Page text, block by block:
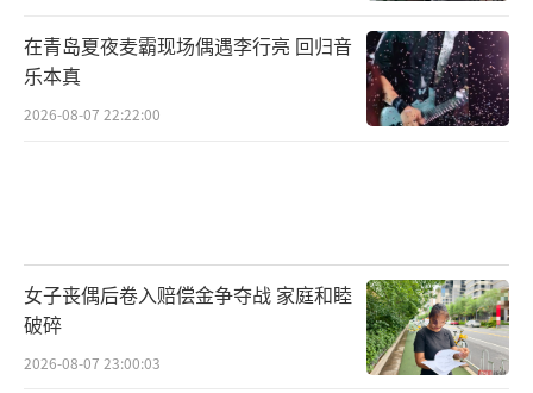
在青岛夏夜麦霸现场偶遇李行亮 回归音
乐本真
2026-08-07 22:22:00
女子丧偶后卷入赔偿金争夺战 家庭和睦
破碎
2026-08-07 23:00:03